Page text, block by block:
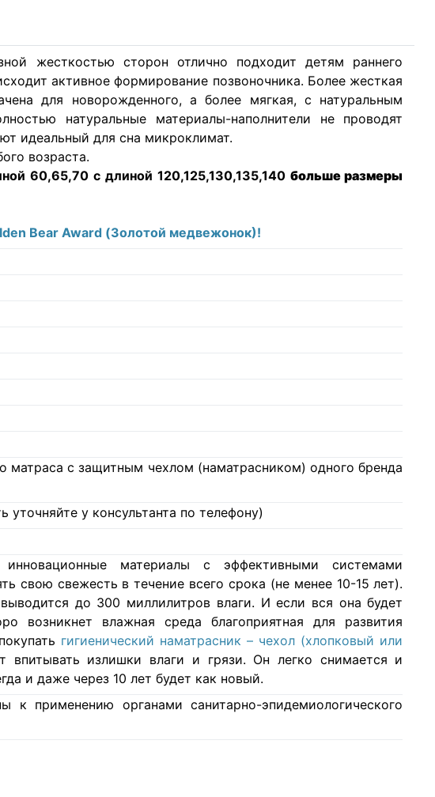
жесткостью сторон отлично подходит детям раннего
активное формирование позвоночника. Более жесткая
для новорожденного, а более мягкая, с натуральным
натуральные материалы-наполнители не проводят
идеальный для сна микроклимат.
возраста.
60,65,70 с длиной 120,125,130,135,140 больше размеры
Bear Award (Золотой медвежонок)!
матраса с защитным чехлом (наматрасником) одного бренда
у консультанта по телефону)
материалы с эффективными системами
свою свежесть в течение всего срока (не менее 10-15 лет).
до 300 миллилитров влаги. И если вся она будет
возникнет влажная среда благоприятная для развития
гигиенический наматрасник – чехол (хлопковый или
впитывать излишки влаги и грязи. Он легко снимается и
и даже через 10 лет будет как новый.
к применению органами санитарно-эпидемиологического